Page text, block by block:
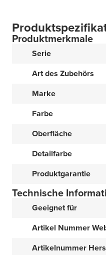
Produktmerkmale
Serie
Art des Zubehörs
Marke
Farbe
Oberfläche
Detailfarbe
Produktgarantie
Technische
Geeignet für
Artikel Nummer
Artikelnummer